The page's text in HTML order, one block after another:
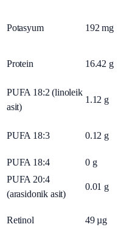
Potasyum 192 mg
Protein 16.42 g
PUFA 18:2 (linoleik
asit)
1.12 g
PUFA 18:3 0.12 g
PUFA 18:4 0 g
PUFA 20:4
(arasidonik asit)
0.01 g
Retinol 49 µg